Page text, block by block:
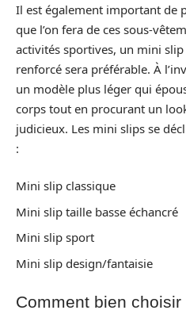
Il est également important de
que l’on fera de ces sous-
activités sportives, un mini
renforcé sera préférable. À
un modèle plus léger qui
corps tout en procurant un
judicieux. Les mini slips se
:
Mini slip classique
Mini slip taille basse échancré
Mini slip sport
Mini slip design/fantaisie
Comment bien